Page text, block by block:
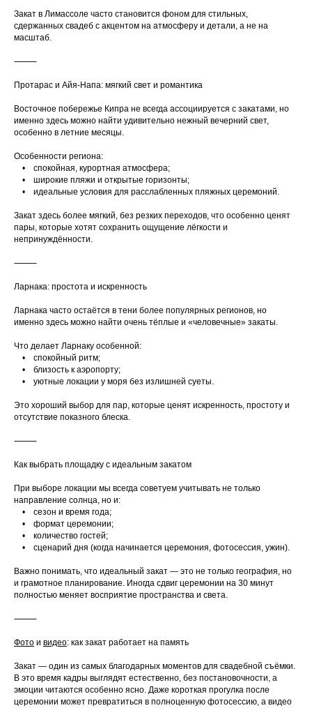
Закат в Лимассоле часто становится фоном для стильных,
сдержанных свадеб с акцентом на атмосферу и детали, а не на
масштаб.
⸻
Протарас и Айя-Напа: мягкий свет и романтика
Восточное побережье Кипра не всегда ассоциируется с закатами, но
именно здесь можно найти удивительно нежный вечерний свет,
особенно в летние месяцы.
Особенности региона:
• спокойная, курортная атмосфера;
• широкие пляжи и открытые горизонты;
• идеальные условия для расслабленных пляжных церемоний.
Закат здесь более мягкий, без резких переходов, что особенно ценят
пары, которые хотят сохранить ощущение лёгкости и
непринуждённости.
⸻
Ларнака: простота и искренность
Ларнака часто остаётся в тени более популярных регионов, но
именно здесь можно найти очень тёплые и «человечные» закаты.
Что делает Ларнаку особенной:
• спокойный ритм;
• близость к аэропорту;
• уютные локации у моря без излишней суеты.
Это хороший выбор для пар, которые ценят искренность, простоту и
отсутствие показного блеска.
⸻
Как выбрать площадку с идеальным закатом
При выборе локации мы всегда советуем учитывать не только
направление солнца, но и:
• сезон и время года;
• формат церемонии;
• количество гостей;
• сценарий дня (когда начинается церемония, фотосессия, ужин).
Важно понимать, что идеальный закат — это не только география, но
и грамотное планирование. Иногда сдвиг церемонии на 30 минут
полностью меняет восприятие пространства и света.
⸻
Фото и видео: как закат работает на память
Закат — один из самых благодарных моментов для свадебной съёмки.
В это время кадры выглядят естественно, без постановочности, а
эмоции читаются особенно ясно. Даже короткая прогулка после
церемонии может превратиться в полноценную фотосессию, а видео